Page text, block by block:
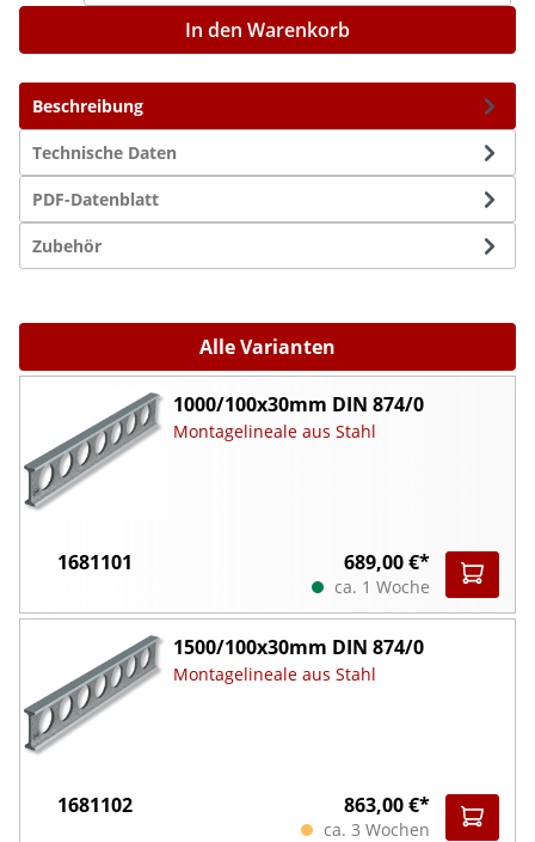
Beschreibung
Technische Daten
PDF-Datenblatt
Zubehör
In den Warenkorb
Alle Varianten
1000/100x30mm DIN 874/0
Montagelineale aus Stahl
1681101 689,00 €*
ca. 1 Woche
1500/100x30mm DIN 874/0
Montagelineale aus Stahl
1681102 863,00 €*
ca. 3 Wochen